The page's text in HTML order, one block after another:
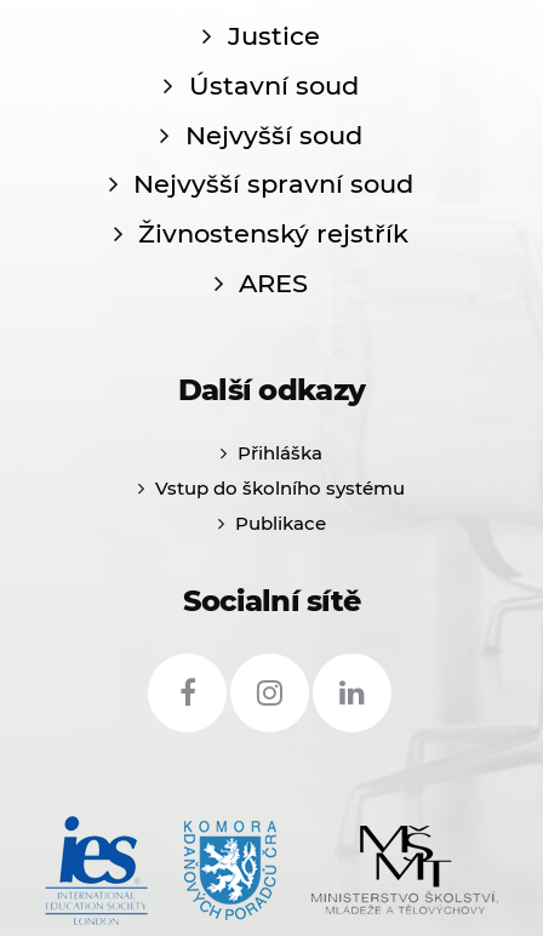
Justice
Ústavní soud
Nejvyšší soud
Nejvyšší spravní soud
Živnostenský rejstřík
ARES
Další odkazy
Přihláška
Vstup do školního systému
Publikace
Socialní sítě